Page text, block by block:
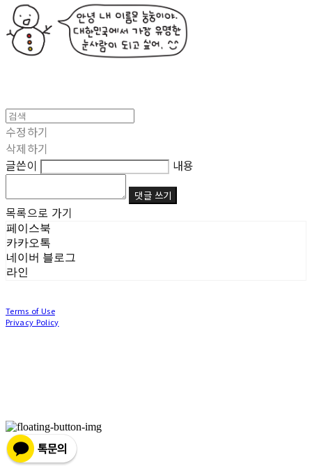
수정하기
삭제하기
글쓴이
내용
댓글 쓰기
목록으로 가기
페이스북
카카오톡
네이버 블로그
라인
Terms of Use
Privacy Policy